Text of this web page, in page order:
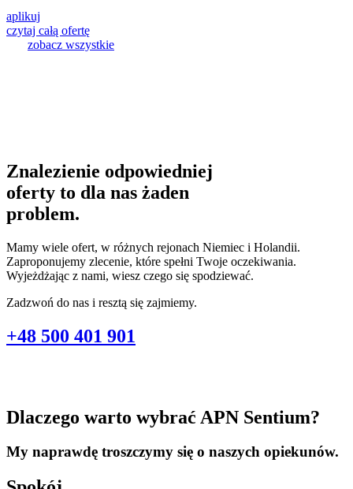
aplikuj
czytaj całą ofertę
zobacz wszystkie
Znalezienie odpowiedniej
oferty to dla nas żaden
problem.
Mamy wiele ofert, w różnych rejonach Niemiec i Holandii.
Zaproponujemy zlecenie, które spełni Twoje oczekiwania.
Wyjeżdżając z nami, wiesz czego się spodziewać.
Zadzwoń do nas i resztą się zajmiemy.
+48 500 401 901
Dlaczego warto wybrać APN Sentium?
My naprawdę troszczymy się o naszych opiekunów.